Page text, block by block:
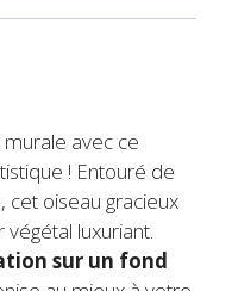
avec ce
! Entouré de
oiseau gracieux
luxuriant.
sur un fond